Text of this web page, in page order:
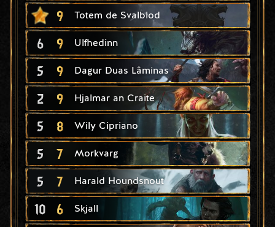
9 Totem de Svalblod
6 9 Ulfhedinn
5 9 Dagur Duas Lâminas
2 9 Hjalmar an Craite
5 8 Wily Cipriano
5 7 Morkvarg
5 7 Harald Houndsnout
10 6 Skjall